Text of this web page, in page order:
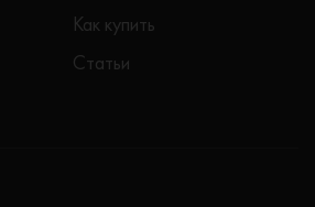
Как купить
Статьи